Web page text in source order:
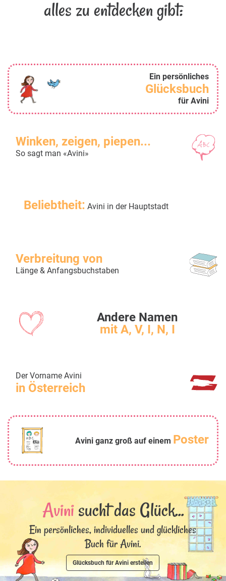
alles zu entdecken gibt:
Ein persönliches
Glücksbuch
für Avini
Winken, zeigen, piepen...
So sagt man «Avini»
Beliebtheit: Avini in der Hauptstadt
Verbreitung von
Länge & Anfangsbuchstaben
Andere Namen
mit A, V, I, N, I
Der Vorname Avini
in Österreich
Avini ganz groß auf einem Poster
Avinisucht das Glück...
Ein persönliches, individuelles und glückliches
Buch für Avini.
Glücksbuch für Avini erstellen